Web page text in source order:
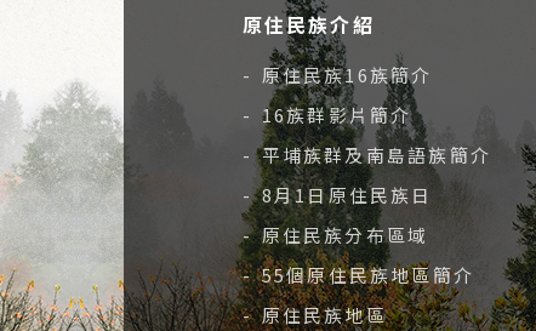
原住民族介紹
- 原住民族16族簡介
- 16族群影片簡介
- 平埔族群及南島語族簡介
- 8月1日原住民族日
- 原住民族分布區域
- 55個原住民族地區簡介
- 原住民族地區